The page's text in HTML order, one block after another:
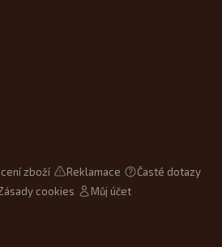
zboží Reklamace
Časté dotazy
cookies Můj účet